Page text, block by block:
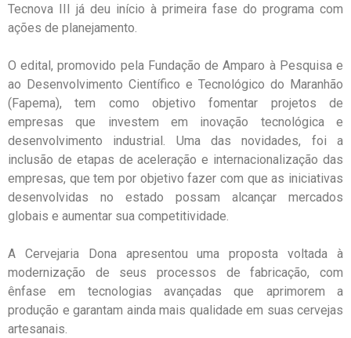
Tecnova III já deu início à primeira fase do programa com
ações de planejamento.
O edital, promovido pela Fundação de Amparo à Pesquisa e
ao Desenvolvimento Científico e Tecnológico do Maranhão
(Fapema), tem como objetivo fomentar projetos de
empresas que investem em inovação tecnológica e
desenvolvimento industrial. Uma das novidades, foi a
inclusão de etapas de aceleração e internacionalização das
empresas, que tem por objetivo fazer com que as iniciativas
desenvolvidas no estado possam alcançar mercados
globais e aumentar sua competitividade.
A Cervejaria Dona apresentou uma proposta voltada à
modernização de seus processos de fabricação, com
ênfase em tecnologias avançadas que aprimorem a
produção e garantam ainda mais qualidade em suas cervejas
artesanais.